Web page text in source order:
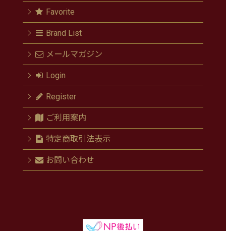
Favorite
Brand List
メールマガジン
Login
Register
ご利用案内
特定商取引法表示
お問い合わせ